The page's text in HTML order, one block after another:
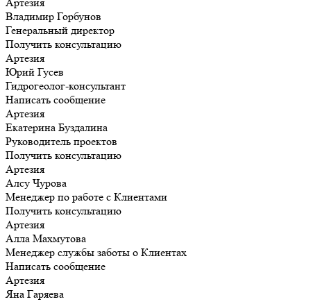
Владимир Горбунов
Генеральный директор
Получить консультацию
Артезия
Юрий Гусев
Гидрогеолог-консультант
Написать сообщение
Артезия
Екатерина Буздалина
Руководитель проектов
Получить консультацию
Артезия
Алсу Чурова
Менеджер по работе с Клиентами
Получить консультацию
Артезия
Алла Махмутова
Менеджер службы заботы о Клиентах
Написать сообщение
Артезия
Яна Гаряева